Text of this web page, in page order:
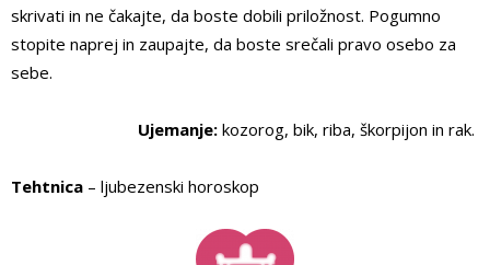
skrivati in ne čakajte, da boste dobili priložnost. Pogumno
stopite naprej in zaupajte, da boste srečali pravo osebo za
sebe.
Ujemanje: kozorog, bik, riba, škorpijon in rak.
Tehtnica – ljubezenski horoskop